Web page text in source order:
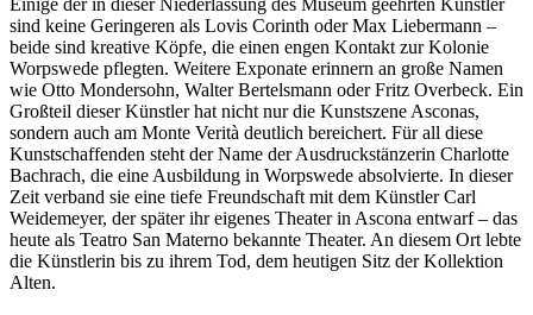
sind keine Geringeren als Lovis Corinth oder Max Liebermann –
beide sind kreative Köpfe, die einen engen Kontakt zur Kolonie
Worpswede pflegten. Weitere Exponate erinnern an große Namen
wie Otto Mondersohn, Walter Bertelsmann oder Fritz Overbeck. Ein
Großteil dieser Künstler hat nicht nur die Kunstszene Asconas,
sondern auch am Monte Verità deutlich bereichert. Für all diese
Kunstschaffenden steht der Name der Ausdruckstänzerin Charlotte
Bachrach, die eine Ausbildung in Worpswede absolvierte. In dieser
Zeit verband sie eine tiefe Freundschaft mit dem Künstler Carl
Weidemeyer, der später ihr eigenes Theater in Ascona entwarf – das
heute als Teatro San Materno bekannte Theater. An diesem Ort lebte
die Künstlerin bis zu ihrem Tod, dem heutigen Sitz der Kollektion
Alten.